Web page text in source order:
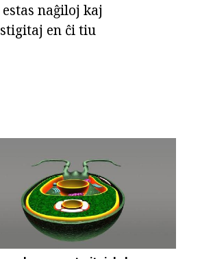
naĝiloj kaj
en ĉi tiu